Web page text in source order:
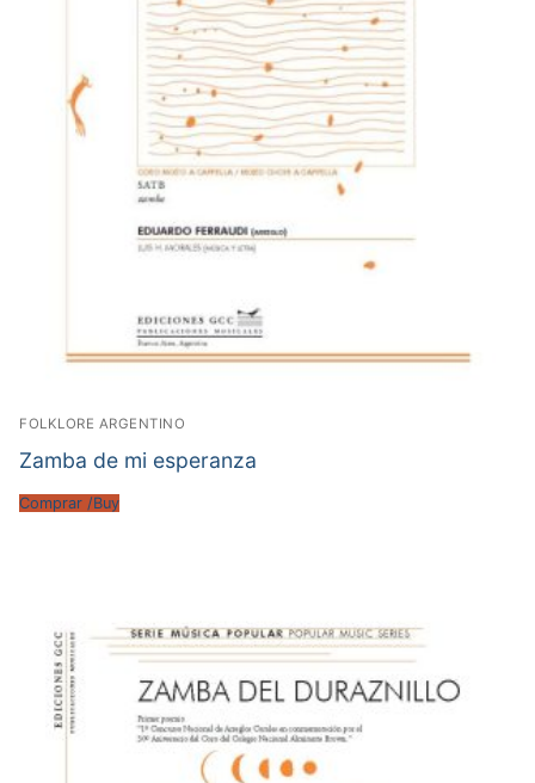
FOLKLORE ARGENTINO
Zamba de mi esperanza
Comprar /Buy